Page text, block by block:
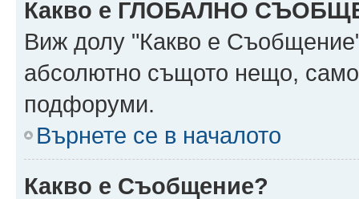
Какво е ГЛОБАЛНО
Виж долу "Какво е
абсолютно същото нещо,
подфоруми.
Върнете се в началото
Какво е Съобщение?